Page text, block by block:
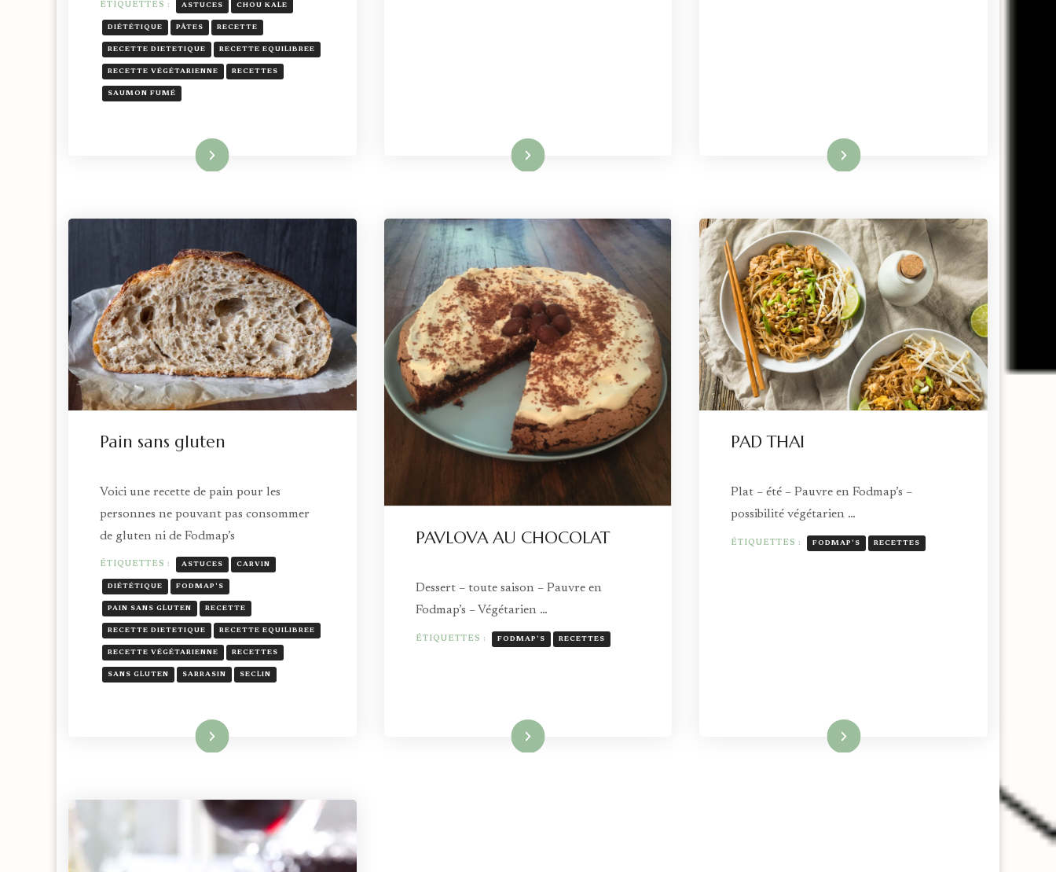
ÉTIQUETTES : ASTUCES CHOU KALE
DIÉTÉTIQUE PÂTES RECETTE
RECETTE DIETETIQUE RECETTE EQUILIBREE
RECETTE VÉGÉTARIENNE RECETTES
SAUMON FUMÉ
Lire la suite Lire la suite Lire la suite
Pain sans gluten
Voici une recette de pain pour les
personnes ne pouvant pas consommer
de gluten ni de Fodmap’s
ÉTIQUETTES : ASTUCES CARVIN
DIÉTÉTIQUE FODMAP'S
PAIN SANS GLUTEN RECETTE
RECETTE DIETETIQUE RECETTE EQUILIBREE
RECETTE VÉGÉTARIENNE RECETTES
SANS GLUTEN SARRASIN SECLIN
Lire la suite
PAVLOVA AU CHOCOLAT
Dessert – toute saison – Pauvre en
Fodmap’s – Végétarien …
ÉTIQUETTES : FODMAP'S RECETTES
Lire la suite
PAD THAI
Plat – été – Pauvre en Fodmap’s –
possibilité végétarien …
ÉTIQUETTES : FODMAP'S RECETTES
Lire la suite